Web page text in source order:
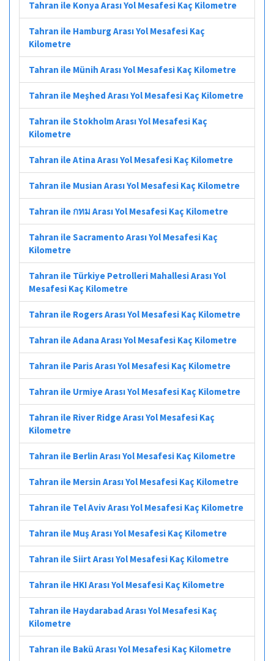
Tahran ile Konya Arası Yol Mesafesi Kaç Kilometre
Tahran ile Hamburg Arası Yol Mesafesi Kaç
Kilometre
Tahran ile Münih Arası Yol Mesafesi Kaç Kilometre
Tahran ile Meşhed Arası Yol Mesafesi Kaç Kilometre
Tahran ile Stokholm Arası Yol Mesafesi Kaç
Kilometre
Tahran ile Atina Arası Yol Mesafesi Kaç Kilometre
Tahran ile Musian Arası Yol Mesafesi Kaç Kilometre
Tahran ile กทม Arası Yol Mesafesi Kaç Kilometre
Tahran ile Sacramento Arası Yol Mesafesi Kaç
Kilometre
Tahran ile Türkiye Petrolleri Mahallesi Arası Yol
Mesafesi Kaç Kilometre
Tahran ile Rogers Arası Yol Mesafesi Kaç Kilometre
Tahran ile Adana Arası Yol Mesafesi Kaç Kilometre
Tahran ile Paris Arası Yol Mesafesi Kaç Kilometre
Tahran ile Urmiye Arası Yol Mesafesi Kaç Kilometre
Tahran ile River Ridge Arası Yol Mesafesi Kaç
Kilometre
Tahran ile Berlin Arası Yol Mesafesi Kaç Kilometre
Tahran ile Mersin Arası Yol Mesafesi Kaç Kilometre
Tahran ile Tel Aviv Arası Yol Mesafesi Kaç Kilometre
Tahran ile Muş Arası Yol Mesafesi Kaç Kilometre
Tahran ile Siirt Arası Yol Mesafesi Kaç Kilometre
Tahran ile HKI Arası Yol Mesafesi Kaç Kilometre
Tahran ile Haydarabad Arası Yol Mesafesi Kaç
Kilometre
Tahran ile Bakü Arası Yol Mesafesi Kaç Kilometre